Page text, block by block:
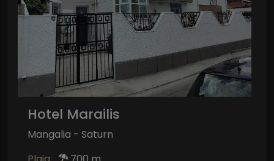
Hotel Marailis
Mangalia - Saturn